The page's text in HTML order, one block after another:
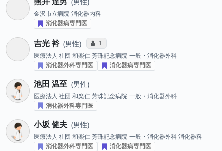
金沢市立病院 消化器内科
消化器病専門医
吉光 裕 男性 コミュニケーション・タイプ投票数
1
医療法人 社団 和楽仁 芳珠記念病院 一般・消化器外科
消化器外科専門医
消化器病専門医
池田 温至 男性
医療法人 社団 和楽仁 芳珠記念病院 一般・消化器外科
消化器外科専門医
小坂 健夫 男性
医療法人 社団 和楽仁 芳珠記念病院 一般・消化器外科 消化器科
消化器外科専門医
消化器病専門医